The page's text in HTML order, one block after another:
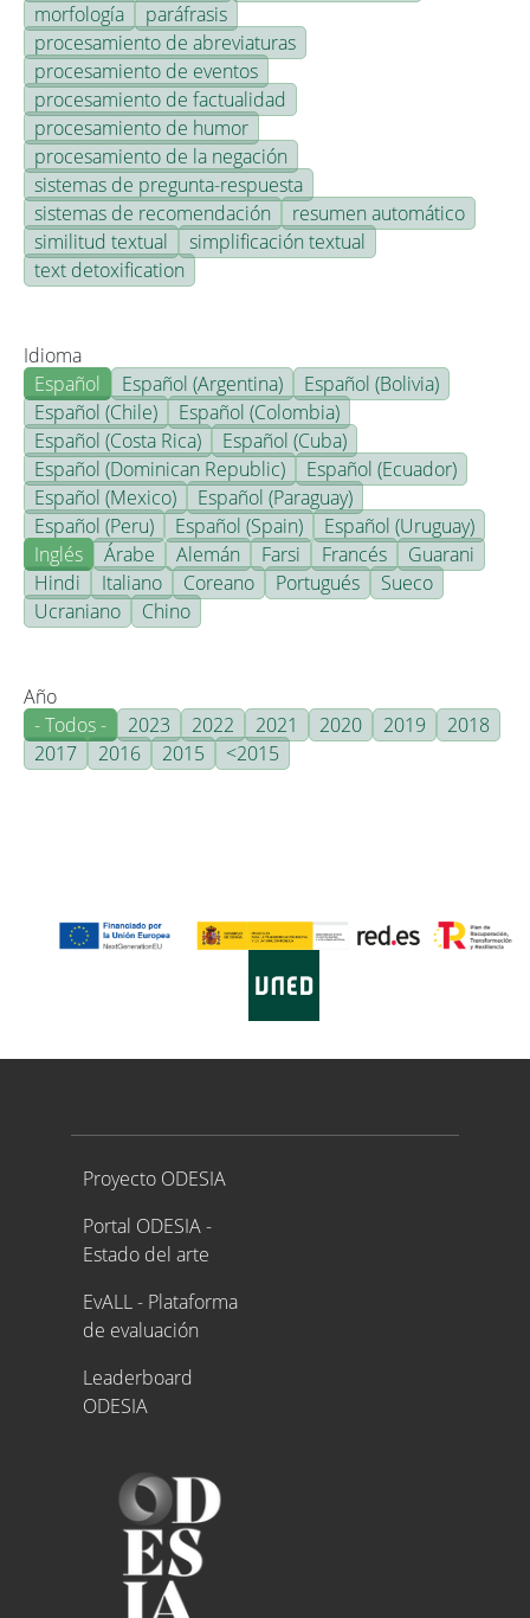
morfología
paráfrasis
procesamiento de abreviaturas
procesamiento de eventos
procesamiento de factualidad
procesamiento de humor
procesamiento de la negación
sistemas de pregunta-respuesta
sistemas de recomendación
resumen automático
similitud textual
simplificación textual
text detoxification
Idioma
Español
Español (Argentina)
Español (Bolivia)
Español (Chile)
Español (Colombia)
Español (Costa Rica)
Español (Cuba)
Español (Dominican Republic)
Español (Ecuador)
Español (Mexico)
Español (Paraguay)
Español (Peru)
Español (Spain)
Español (Uruguay)
Inglés
Árabe Alemán Farsi Francés
Guarani
Hindi
Italiano Coreano Portugués
Sueco
Ucraniano
Chino
Año
- Todos -
2023 2022 2021 2020 2019
2018
2017
2016 2015 <2015
Proyecto ODESIA
Proyecto ODESIA
Portal ODESIA -
Estado del arte
EvALL - Plataforma
de evaluación
Leaderboard
ODESIA